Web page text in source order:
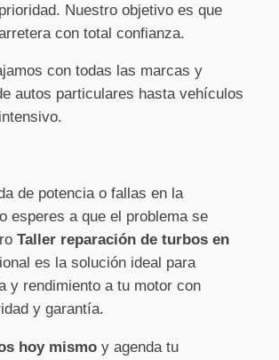
Nuestro objetivo es que
con total confianza.
con todas las marcas y
autos particulares hasta vehículos
de potencia o fallas en la
esperes a que el problema se
Taller reparación de turbos en
es la solución ideal para
y rendimiento a tu motor con
y garantía.
hoy mismo y agenda tu